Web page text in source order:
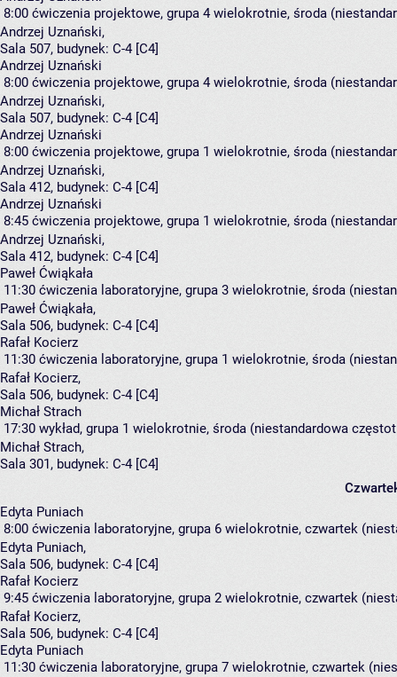
8:00 ćwiczenia projektowe, grupa 4 wielokrotnie, środa
Andrzej Uznański,
Sala 507, budynek: C-4 [C4]
Andrzej Uznański
8:00 ćwiczenia projektowe, grupa 4 wielokrotnie, środa
Andrzej Uznański,
Sala 507, budynek: C-4 [C4]
Andrzej Uznański
8:00 ćwiczenia projektowe, grupa 1 wielokrotnie, środa
Andrzej Uznański,
Sala 412, budynek: C-4 [C4]
Andrzej Uznański
8:45 ćwiczenia projektowe, grupa 1 wielokrotnie, środa
Andrzej Uznański,
Sala 412, budynek: C-4 [C4]
Paweł Ćwiąkała
11:30 ćwiczenia laboratoryjne, grupa 3 wielokrotnie, środa
Paweł Ćwiąkała,
Sala 506, budynek: C-4 [C4]
Rafał Kocierz
11:30 ćwiczenia laboratoryjne, grupa 1 wielokrotnie, środa
Rafał Kocierz,
Sala 506, budynek: C-4 [C4]
Michał Strach
17:30 wykład, grupa 1 wielokrotnie, środa (niestandardowa
Michał Strach,
Sala 301, budynek: C-4 [C4]
Edyta Puniach
8:00 ćwiczenia laboratoryjne, grupa 6 wielokrotnie, czwartek
Edyta Puniach,
Sala 506, budynek: C-4 [C4]
Rafał Kocierz
9:45 ćwiczenia laboratoryjne, grupa 2 wielokrotnie, czwartek
Rafał Kocierz,
Sala 506, budynek: C-4 [C4]
Edyta Puniach
11:30 ćwiczenia laboratoryjne, grupa 7 wielokrotnie, czwartek